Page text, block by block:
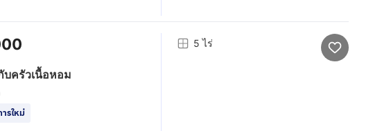
บครัวเนื้อหอม
ารใหม่
5 ไร่